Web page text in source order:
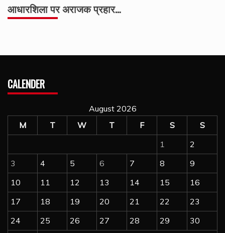
आधारशिला पर अराजक प्रहार…
CALENDER
August 2026
M
T W T F S
S
1
2
3
4 5 6 7 8
9
10
11 12 13 14 15
16
17
18 19 20 21 22
23
24
25 26 27 28 29
30